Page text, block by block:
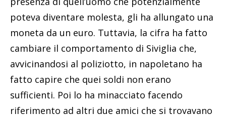
poteva diventare molesta, gli ha allungato una
moneta da un euro. Tuttavia, la cifra ha fatto
cambiare il comportamento di Siviglia che,
avvicinandosi al poliziotto, in napoletano ha
fatto capire che quei soldi non erano
sufficienti. Poi lo ha minacciato facendo
riferimento ad altri due amici che si trovavano